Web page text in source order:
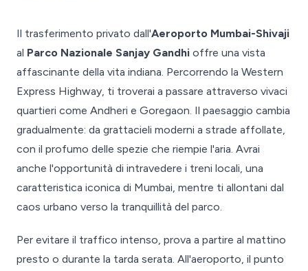
Il trasferimento privato dall'Aeroporto Mumbai-Shivaji
al Parco Nazionale Sanjay Gandhi offre una vista
affascinante della vita indiana. Percorrendo la Western
Express Highway, ti troverai a passare attraverso vivaci
quartieri come Andheri e Goregaon. Il paesaggio cambia
gradualmente: da grattacieli moderni a strade affollate,
con il profumo delle spezie che riempie l'aria. Avrai
anche l'opportunità di intravedere i treni locali, una
caratteristica iconica di Mumbai, mentre ti allontani dal
caos urbano verso la tranquillità del parco.
Per evitare il traffico intenso, prova a partire al mattino
presto o durante la tarda serata. All'aeroporto, il punto